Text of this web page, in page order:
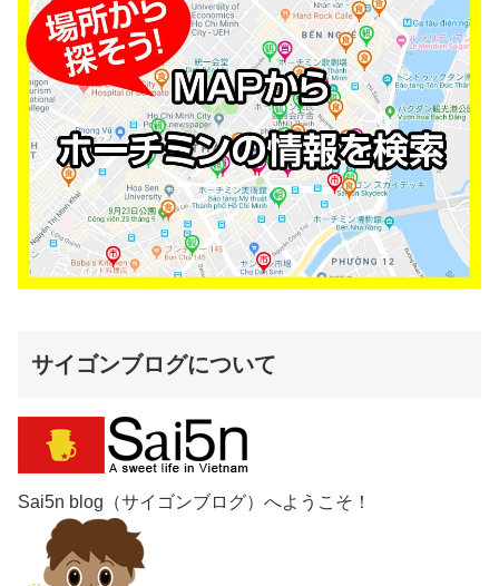
サイゴンブログについて
Sai5n blog（サイゴンブログ）へようこそ！